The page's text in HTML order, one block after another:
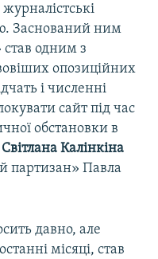
Заснований ним
став одним з
опозиційних
і численні
сайт під час
обстановки в
Світлана Калінкіна
партизан» Павла
давно, але
місяці, став